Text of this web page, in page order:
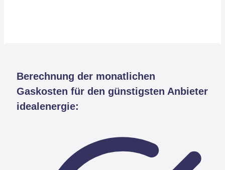
Berechnung der monatlichen
Gaskosten für den günstigsten Anbieter
idealenergie: